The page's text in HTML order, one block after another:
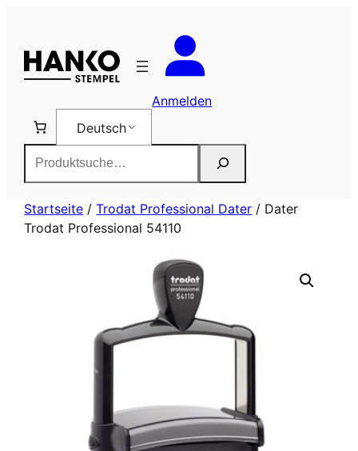
springen
Anmelden
Deutsch
Startseite /Trodat Professional Dater / Dater
Trodat Professional 54110